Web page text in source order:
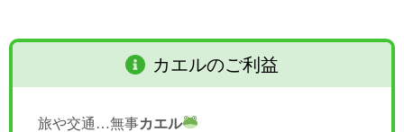
カエルのご利益
旅や交通…無事カエル